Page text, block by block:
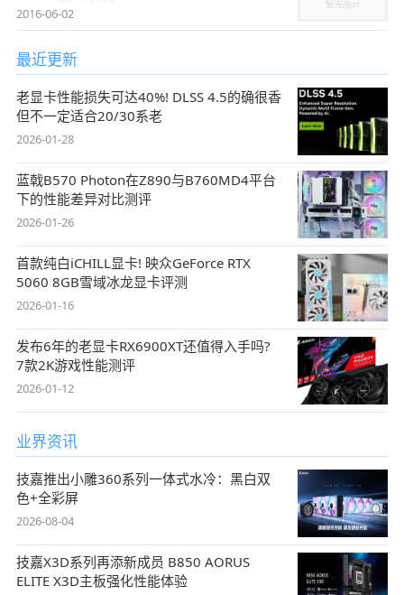
2016-06-02
最近更新
老显卡性能损失可达40%! DLSS 4.5的确很香
但不一定适合20/30系老
2026-01-28
蓝戟B570 Photon在Z890与B760MD4平台
下的性能差异对比测评
2026-01-26
首款纯白iCHILL显卡! 映众GeForce RTX
5060 8GB雪域冰龙显卡评测
2026-01-16
发布6年的老显卡RX6900XT还值得入手吗?
7款2K游戏性能测评
2026-01-12
业界资讯
技嘉推出小雕360系列一体式水冷：黑白双
色+全彩屏
2026-08-04
技嘉X3D系列再添新成员 B850 AORUS
ELITE X3D主板强化性能体验